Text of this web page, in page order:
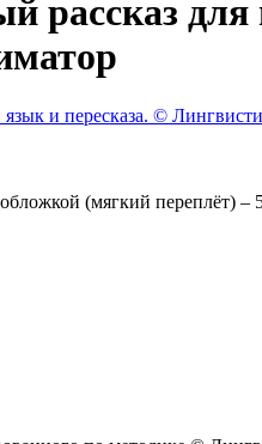
для
(мягкий переплёт) –